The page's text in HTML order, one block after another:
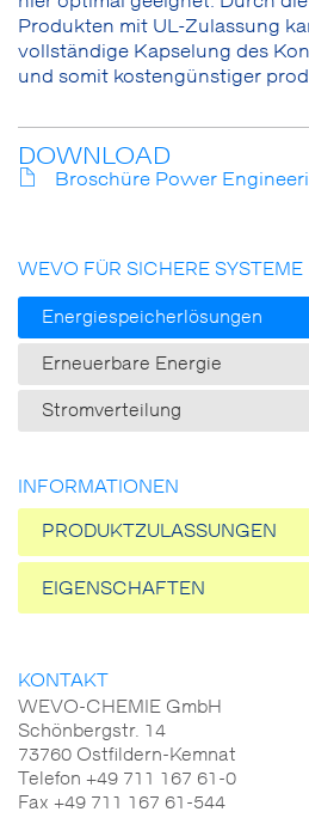
Produkten mit UL-Zulassung
vollständige Kapselung des
und somit kostengünstiger
DOWNLOAD
Broschüre Power
WEVO FÜR SICHERE SYSTEME
Energiespeicherlösungen
Erneuerbare Energie
Stromverteilung
INFORMATIONEN
PRODUKTZULASSUNGEN
EIGENSCHAFTEN
Reaktivität
Brandverhalten
KONTAKT
WEVO-CHEMIE GmbH
Schönbergstr. 14
73760 Ostfildern-Kemnat
Telefon +49 711 167 61-0
Fax +49 711 167 61-544